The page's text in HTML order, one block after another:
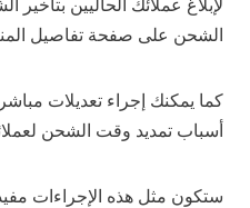
لإبلاغ عملائك الحاليين
الشحن على صفحة تفاصيل
كما يمكنك إجراء تعديلات
أسباب تمديد وقت الشحن
ستكون مثل هذه الإجراءات